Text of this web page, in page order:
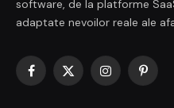
software, de la platforme
adaptate nevoilor reale ale
Facebook
X
Instagram